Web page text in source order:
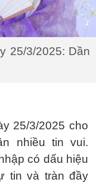
25/3/2025: Dần
25/3/2025 cho
nhiều tin vui.
có dấu hiệu
tin và tràn đầy